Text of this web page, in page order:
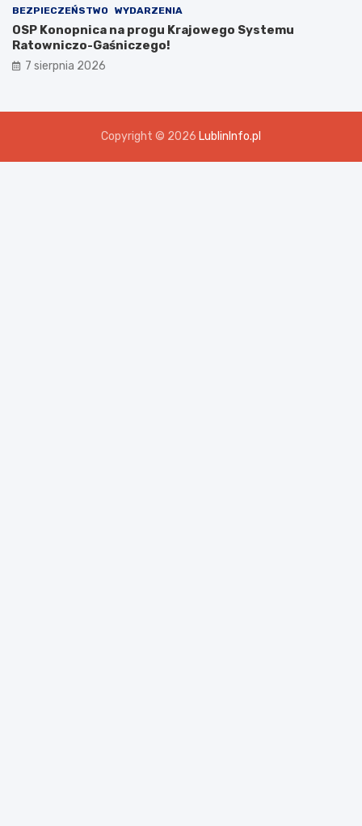
BEZPIECZEŃSTWO WYDARZENIA
OSP Konopnica na progu Krajowego Systemu
Ratowniczo-Gaśniczego!
7 sierpnia 2026
Copyright © 2026 LublinInfo.pl